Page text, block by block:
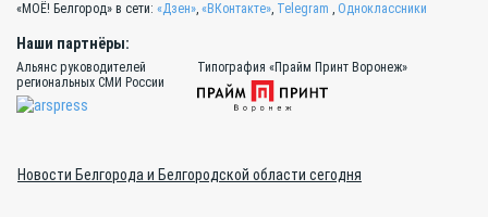
«МОЁ! Белгород» в сети: «Дзен», «ВКонтакте», Telegram , Одноклассники
Наши партнёры:
Альянс руководителей
региональных СМИ России
Типография «Прайм Принт Воронеж»
Новости Белгорода и Белгородской области сегодня